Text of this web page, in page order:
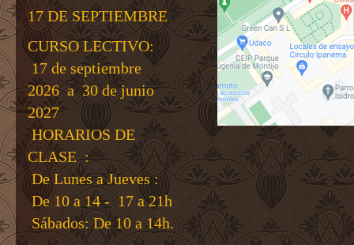
17 DE SEPTIEMBRE
CURSO LECTIVO:
17 de septiembre
2026 a 30 de junio
2027
HORARIOS DE
CLASE :
De Lunes a Jueves :
De 10 a 14 - 17 a 21h
Sábados: De 10 a 14h.